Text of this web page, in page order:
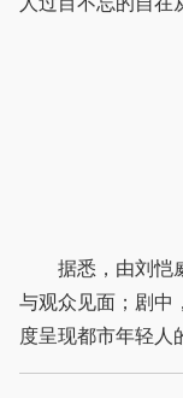
据悉，由刘恺威
与观众见面；剧中
度呈现都市年轻人